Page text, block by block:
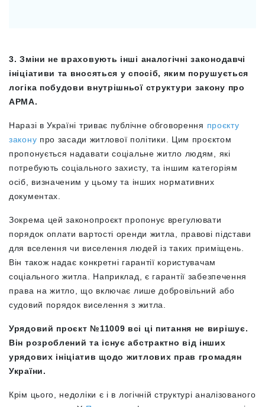
3. Зміни не враховують інші аналогічні законодавчі
ініціативи та вносяться у спосіб, яким порушується
логіка побудови внутрішньої структури закону про
АРМА.
Наразі в Україні триває публічне обговорення проєкту
закону про засади житлової політики. Цим проєктом
пропонується надавати соціальне житло людям, які
потребують соціального захисту, та іншим категоріям
осіб, визначеним у цьому та інших нормативних
документах.
Зокрема цей законопроєкт пропонує врегулювати
порядок оплати вартості оренди житла, правові підстави
для вселення чи виселення людей із таких приміщень.
Він також надає конкретні гарантії користувачам
соціального житла. Наприклад, є гарантії забезпечення
права на житло, що включає лише добровільний або
судовий порядок виселення з житла.
Урядовий проєкт №11009 всі ці питання не вирішує.
Він розроблений та існує абстрактно від інших
урядових ініціатив щодо житлових прав громадян
України.
Крім цього, недоліки є і в логічній структурі аналізованого